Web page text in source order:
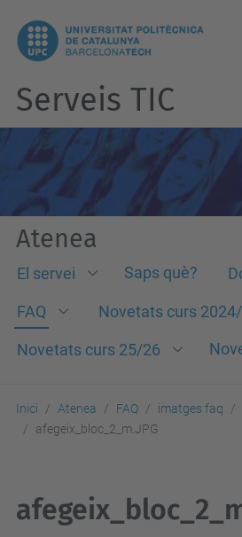
Serveis TIC
Atenea
El servei Saps què?
FAQ Novetats curs
Novetats curs 25/26
Inici Atenea FAQ imatges faq
afegeix_bloc_2_m.JPG